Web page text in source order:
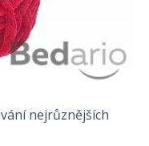
nejrůznějších